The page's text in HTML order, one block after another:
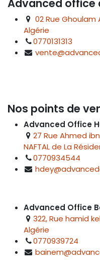
Advanced office
02 Rue Ghoulam
Algérie
0770131313
Nos points de
Advanced Office
27 Rue Ahmed
NAFTAL de La
0770934544
Advanced Office
322, Rue hamid
Algérie
0770939724